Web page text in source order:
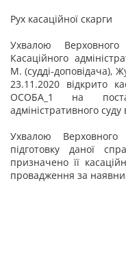
Рух касаційної скарги
Ухвалою
Касаційного
М. (судді-доповідача),
23.11.2020 відкрито
ОСОБА_1 на
адміністративного суду
Ухвалою
підготовку даної
призначено її
провадження за